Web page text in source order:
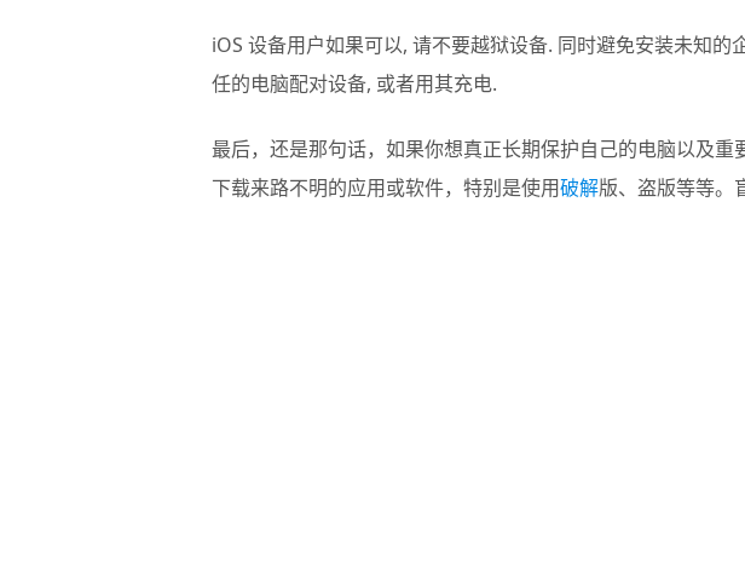
iOS 设备用户如果可以, 请不要越狱设备. 同时避免安装未知的
任的电脑配对设备, 或者用其充电.
最后，还是那句话，如果你想真正长期保护自己的电脑以及重
下载来路不明的应用或软件，特别是使用破解版、盗版等等。